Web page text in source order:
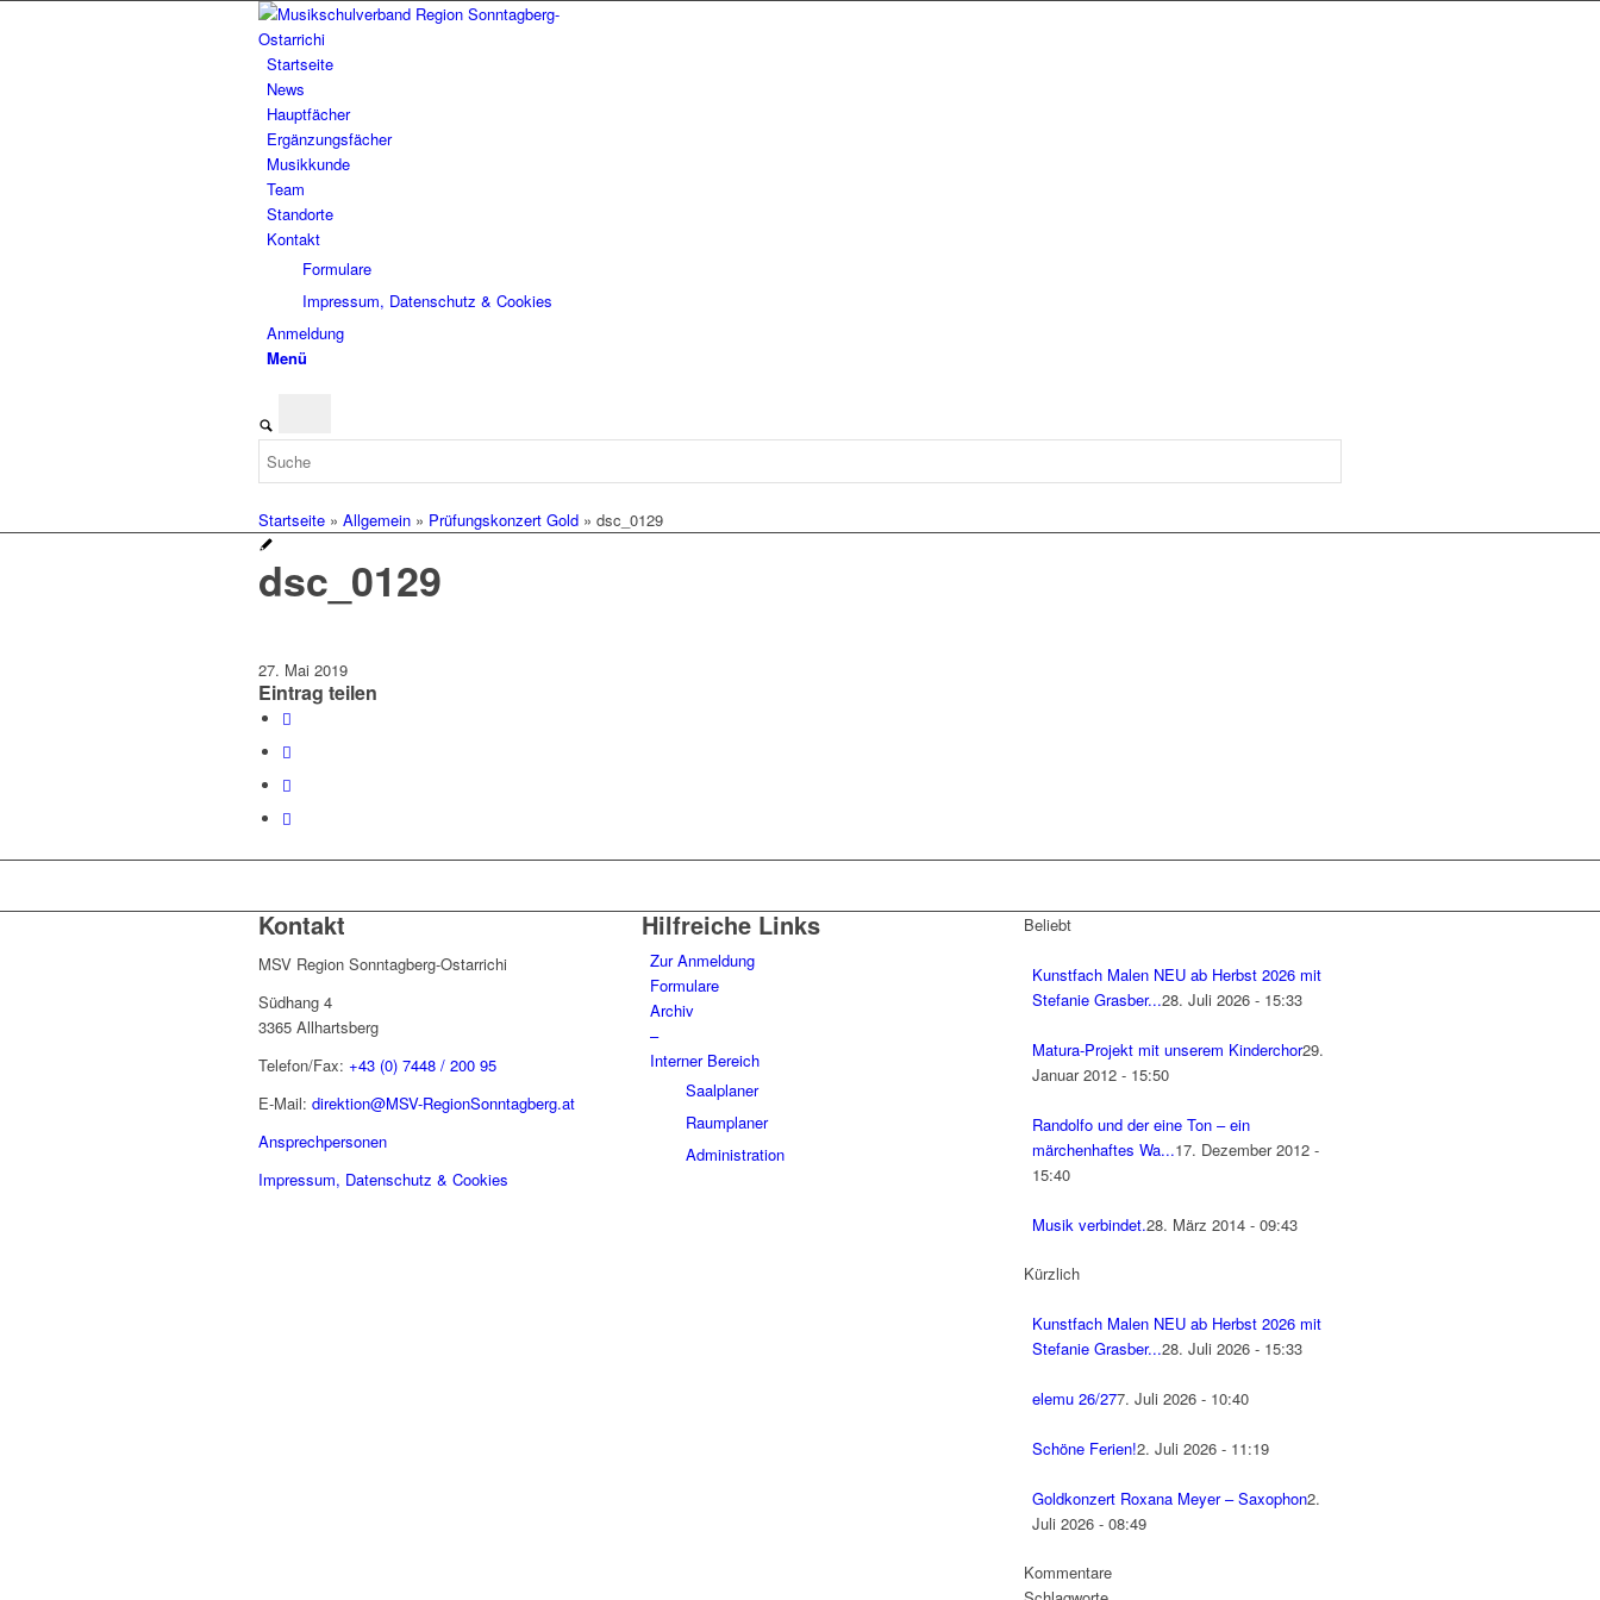
Startseite
News
Hauptfächer
Ergänzungsfächer
Musikkunde
Team
Standorte
Kontakt
Formulare
Impressum, Datenschutz & Cookies
Anmeldung
Menü
Startseite » Allgemein » Prüfungskonzert Gold » dsc_0129
dsc_0129
27. Mai 2019
Eintrag teilen
Kontakt
MSV Region Sonntagberg-Ostarrichi
Südhang 4
3365 Allhartsberg
Telefon/Fax: +43 (0) 7448 / 200 95
E-Mail: direktion@MSV-RegionSonntagberg.at
Ansprechpersonen
Impressum, Datenschutz & Cookies
Hilfreiche Links
Zur Anmeldung
Formulare
Archiv
–
Interner Bereich
Saalplaner
Raumplaner
Administration
Beliebt
Kunstfach Malen NEU ab Herbst 2026 mit
Stefanie Grasber...28. Juli 2026 - 15:33
Matura-Projekt mit unserem Kinderchor29.
Januar 2012 - 15:50
Randolfo und der eine Ton – ein
märchenhaftes Wa...17. Dezember 2012 -
15:40
Musik verbindet.28. März 2014 - 09:43
Kürzlich
Kunstfach Malen NEU ab Herbst 2026 mit
Stefanie Grasber...28. Juli 2026 - 15:33
elemu 26/277. Juli 2026 - 10:40
Schöne Ferien!2. Juli 2026 - 11:19
Goldkonzert Roxana Meyer – Saxophon2.
Juli 2026 - 08:49
Kommentare